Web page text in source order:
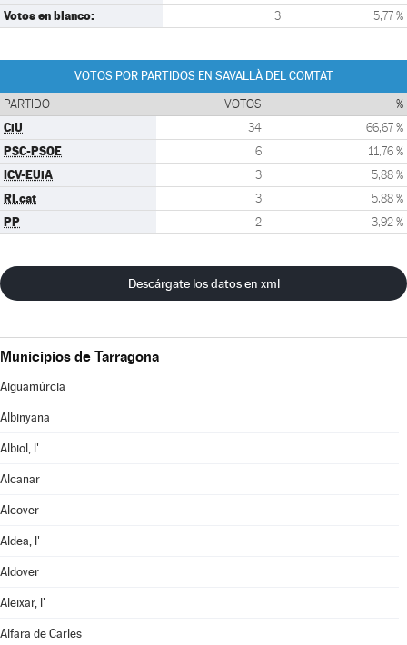
Votos en blanco: 3 5,77 %
VOTOS POR PARTIDOS EN SAVALLÀ DEL COMTAT
PARTIDO VOTOS %
CiU 34 66,67 %
PSC-PSOE 6 11,76 %
ICV-EUiA 3 5,88 %
RI.cat 3 5,88 %
PP 2 3,92 %
Descárgate los datos en xml
Municipios de Tarragona
Aiguamúrcia
Albinyana
Albiol, l'
Alcanar
Alcover
Aldea, l'
Aldover
Aleixar, l'
Alfara de Carles